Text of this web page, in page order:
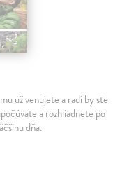
už venujete a radi by ste
a rozhliadnete po
dňa.